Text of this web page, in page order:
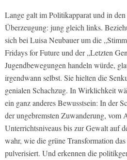
Lange galt im Politikapparat und in
Überzeugung: jung gleich links.
sich bei Luisa Neubauer um die
Fridays for Future und der „Letzten
Jugendbewegungen handeln würde,
irgendwann selbst. Sie hielten die
genialen Schachzug. In Wirklichkeit
ein ganz anderes Bewusstsein: In der
der ungebremsten Zuwanderung, vom
Unterrichtsniveaus bis zur Gewalt auf
wahr, wie die grüne Transformation
pulverisiert. Und erkennen die